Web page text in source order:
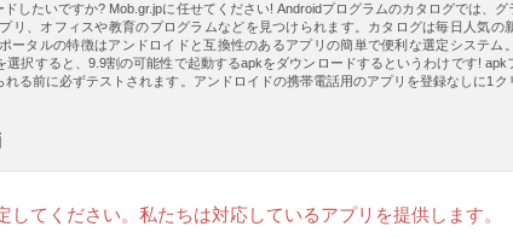
したいですか? Mob.gr.jpに任せてください! Androidプログラムのカタログでは、
リ、オフィスや教育のプログラムなどを見つけられます。カタログは毎日人気の
ータルの特徴はアンドロイドと互換性のあるアプリの簡単で便利な選定システム
択すると、9.9割の可能性で起動するapkをダウンロードするというわけです! apk
る前に必ずテストされます。アンドロイドの携帯電話用のアプリを登録なしに1ク
してください。私たちは対応しているアプリを提供します。